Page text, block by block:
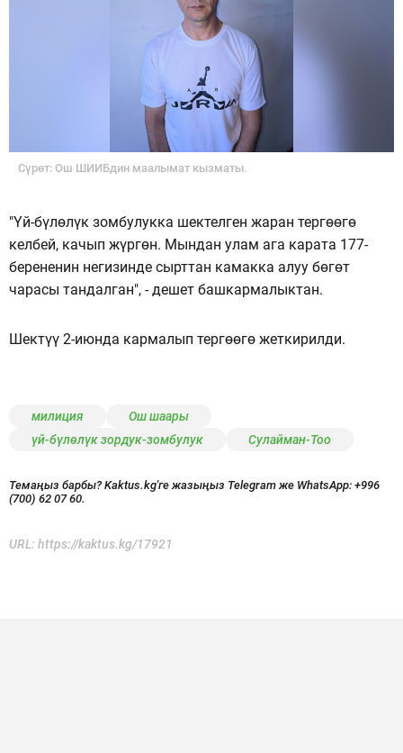
Сүрөт: Ош ШИИБдин маалымат кызматы.
"Үй-бүлөлүк зомбулукка шектелген жаран тергөөгө
келбей, качып жүргөн. Мындан улам ага карата 177-
берененин негизинде сырттан камакка алуу бөгөт
чарасы тандалган", - дешет башкармалыктан.
Шектүү 2-июнда кармалып тергөөгө жеткирилди.
милиция
Ош шаары
үй-бүлөлүк зордук-зомбулук
Сулайман-Тоо
Темаңыз барбы? Kaktus.kg'ге жазыңыз Telegram же WhatsApp: +996
(700) 62 07 60.
URL: https://kaktus.kg/17921